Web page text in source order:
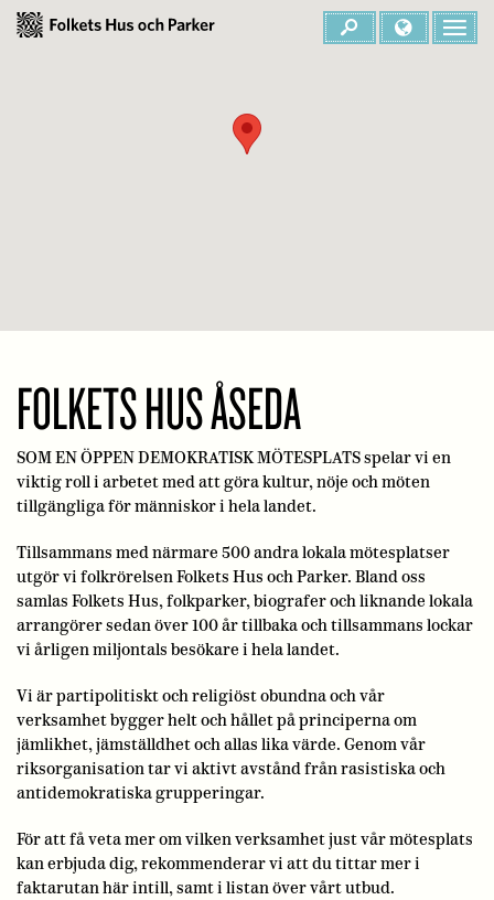
FOLKETS HUS ÅSEDA
SOM EN ÖPPEN DEMOKRATISK MÖTESPLATS spelar vi en
viktig roll i arbetet med att göra kultur, nöje och möten
tillgängliga för människor i hela landet.
Tillsammans med närmare 500 andra lokala mötesplatser
utgör vi folkrörelsen Folkets Hus och Parker. Bland oss
samlas Folkets Hus, folkparker, biografer och liknande lokala
arrangörer sedan över 100 år tillbaka och tillsammans lockar
vi årligen miljontals besökare i hela landet.
Vi är partipolitiskt och religiöst obundna och vår
verksamhet bygger helt och hållet på principerna om
jämlikhet, jämställdhet och allas lika värde. Genom vår
riksorganisation tar vi aktivt avstånd från rasistiska och
antidemokratiska grupperingar.
För att få veta mer om vilken verksamhet just vår mötesplats
kan erbjuda dig, rekommenderar vi att du tittar mer i
faktarutan här intill, samt i listan över vårt utbud.